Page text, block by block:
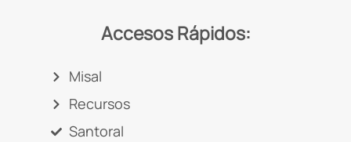
Accesos Rápidos:
Misal
Recursos
Santoral